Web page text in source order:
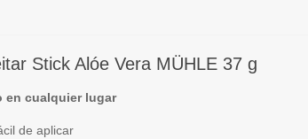
Stick Alóe Vera MÜHLE 37 g
en cualquier lugar
de aplicar